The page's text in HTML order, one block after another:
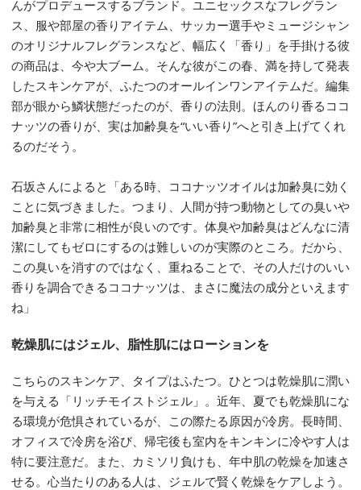
んがプロデュースするブランド。ユニセックスなフレグラン
ス、服や部屋の香りアイテム、サッカー選手やミュージシャン
のオリジナルフレグランスなど、幅広く「香り」を手掛ける彼
の商品は、今や大ブーム。そんな彼がこの春、満を持して発表
したスキンケアが、ふたつのオールインワンアイテムだ。編集
部が眼から鱗状態だったのが、香りの法則。ほんのり香るココ
ナッツの香りが、実は加齢臭を“いい香り”へと引き上げてくれ
るのだそう。
石坂さんによると「ある時、ココナッツオイルは加齢臭に効く
ことに気づきました。つまり、人間が持つ動物としての臭いや
加齢臭と非常に相性が良いのです。体臭や加齢臭はどんなに清
潔にしてもゼロにするのは難しいのが実際のところ。だから、
この臭いを消すのではなく、重ねることで、その人だけのいい
香りを調合できるココナッツは、まさに魔法の成分といえます
ね」
乾燥肌にはジェル、脂性肌にはローションを
こちらのスキンケア、タイプはふたつ。ひとつは乾燥肌に潤い
を与える「リッチモイストジェル」。近年、夏でも乾燥肌にな
る環境が危惧されているが、この際たる原因が冷房。長時間、
オフィスで冷房を浴び、帰宅後も室内をキンキンに冷やす人は
特に要注意だ。また、カミソリ負けも、年中肌の乾燥を加速さ
せる。心当たりのある人は、ジェルで賢く乾燥をケアしよう。